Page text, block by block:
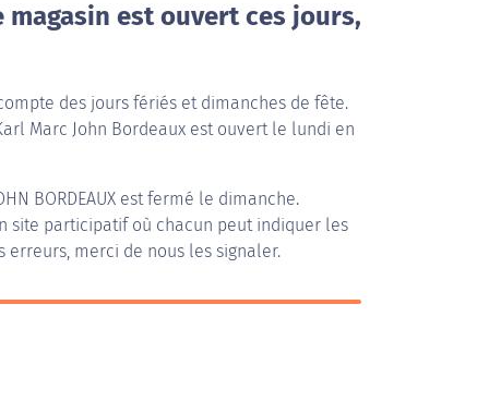
est ouvert ces jours,
des jours fériés et dimanches de fête.
Marc John Bordeaux est ouvert le lundi en
BORDEAUX est fermé le dimanche.
site participatif où chacun peut indiquer les
erreurs, merci de nous les signaler.